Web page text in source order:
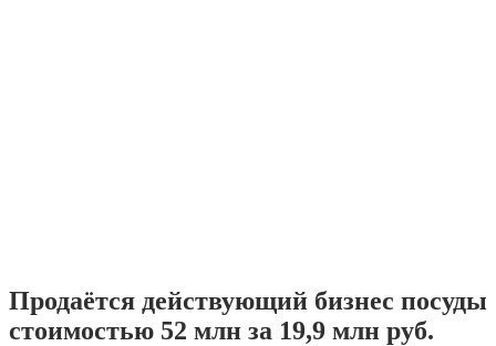
Продаётся действующий бизнес посуды
стоимостью 52 млн за 19,9 млн руб.